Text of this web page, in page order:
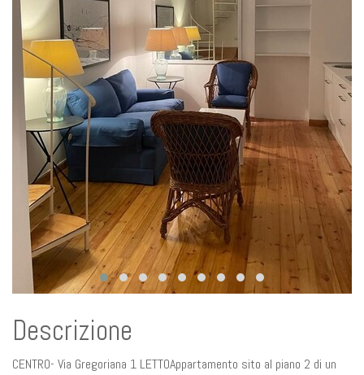
Descrizione
CENTRO- Via Gregoriana 1 LETTOAppartamento sito al piano 2 di un